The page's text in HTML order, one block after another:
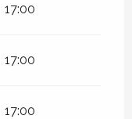
17:00
17:00
17:00